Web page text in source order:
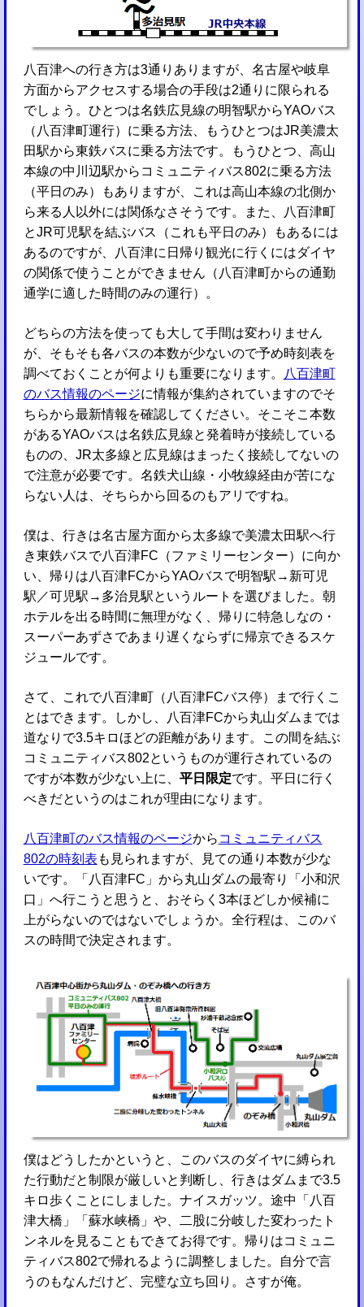
八百津への行き方は3通りありますが、名古屋や岐阜
方面からアクセスする場合の手段は2通りに限られる
でしょう。ひとつは名鉄広見線の明智駅からYAOバス
（八百津町運行）に乗る方法、もうひとつはJR美濃太
田駅から東鉄バスに乗る方法です。もうひとつ、高山
本線の中川辺駅からコミュニティバス802に乗る方法
（平日のみ）もありますが、これは高山本線の北側か
ら来る人以外には関係なさそうです。また、八百津町
とJR可児駅を結ぶバス（これも平日のみ）もあるには
あるのですが、八百津に日帰り観光に行くにはダイヤ
の関係で使うことができません（八百津町からの通勤
通学に適した時間のみの運行）。
どちらの方法を使っても大して手間は変わりません
が、そもそも各バスの本数が少ないので予め時刻表を
調べておくことが何よりも重要になります。
八百津町
のバス情報のページに情報が集約されていますのでそ
ちらから最新情報を確認してください。そこそこ本数
があるYAOバスは名鉄広見線と発着時が接続している
ものの、JR太多線と広見線はまったく接続してないの
で注意が必要です。名鉄犬山線・小牧線経由が苦にな
らない人は、そちらから回るのもアリですね。
僕は、行きは名古屋方面から太多線で美濃太田駅へ行
き東鉄バスで八百津FC（ファミリーセンター）に向か
い、帰りは八百津FCからYAOバスで明智駅→新可児
駅／可児駅→多治見駅というルートを選びました。朝
ホテルを出る時間に無理がなく、帰りに特急しなの・
スーパーあずさであまり遅くならずに帰京できるスケ
ジュールです。
さて、これで八百津町（八百津FCバス停）まで行くこ
とはできます。しかし、八百津FCから丸山ダムまでは
道なりで3.5キロほどの距離があります。この間を結ぶ
コミュニティバス802というものが運行されているの
ですが本数が少ない上に、 平日限定です。平日に行く
べきだというのはこれが理由になります。
八百津町のバス情報のページから コミュニティバス
802の時刻表 も見られますが、見ての通り本数が少な
いです。「八百津FC」から丸山ダムの最寄り「小和沢
口」へ行こうと思うと、おそらく3本ほどしか候補に
上がらないのではないでしょうか。全行程は、このバ
スの時間で決定されます。
僕はどうしたかというと、このバスのダイヤに縛られ
た行動だと制限が厳しいと判断し、行きはダムまで3.5
キロ歩くことにしました。ナイスガッツ。途中「八百
津大橋」「蘇水峡橋」や、二股に分岐した変わったト
ンネルを見ることもできてお得です。帰りはコミュニ
ティバス802で帰れるように調整しました。自分で言
うのもなんだけど、完璧な立ち回り。さすが俺。